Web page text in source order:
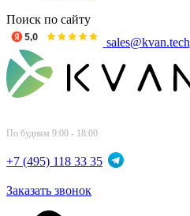
Поиск по сайту
sales@kvan.tech
По будням 9:00 - 18:00
+7 (495) 118 33 35
Заказать звонок